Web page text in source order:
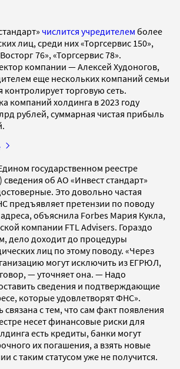
числится учредителем более
лиц, среди них «Торгсервис 150»,
76», «Торгсервис 78».
компании — Алексей Худоногов,
еще нескольких компаний семьи
торговую сеть.
компаний холдинга в 2023 году
рублей, суммарная чистая прибыль
государственном реестре
об АО «Инвест стандарт»
Это довольно частая
предъявляет претензии по поводу
объяснила Forbes Мария Кукла,
компании FTL Advisers. Гораздо
дело доходит до процедуры
лиц по этому поводу. «Через
могут исключить из ЕГРЮЛ,
— уточняет она. — Надо
сведения и подтверждающие
которые удовлетворят ФНС».
связана с тем, что сам факт появления
несет финансовые риски для
есть кредиты, банки могут
их погашения, а взять новые
с таким статусом уже не получится.